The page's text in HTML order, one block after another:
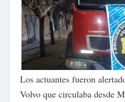
Los actuantes fueron
Volvo que circulaba desde